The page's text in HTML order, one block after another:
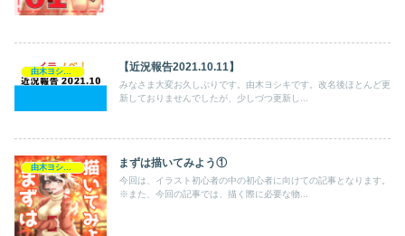
由木ヨシキの活動記録 【近況報告2021.10.11】
みなさま大変お久しぶりです。由木ヨシキです。改名後ほとんど更
新しておりませんでしたが、少しづつ更新し...
まずは描いてみよう①
今回は、イラスト初心者の中の初心者に向けての記事となります。
※また、今回の記事では、描く際に必要な物...